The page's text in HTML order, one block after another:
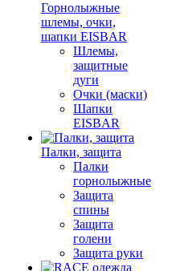
Горнолыжные
шлемы, очки,
шапки EISBAR
Шлемы,
защитные
дуги
Очки (маски)
Шапки
EISBAR
Палки, защита
Палки
горнолыжные
Защита
спины
Защита
голени
Защита руки